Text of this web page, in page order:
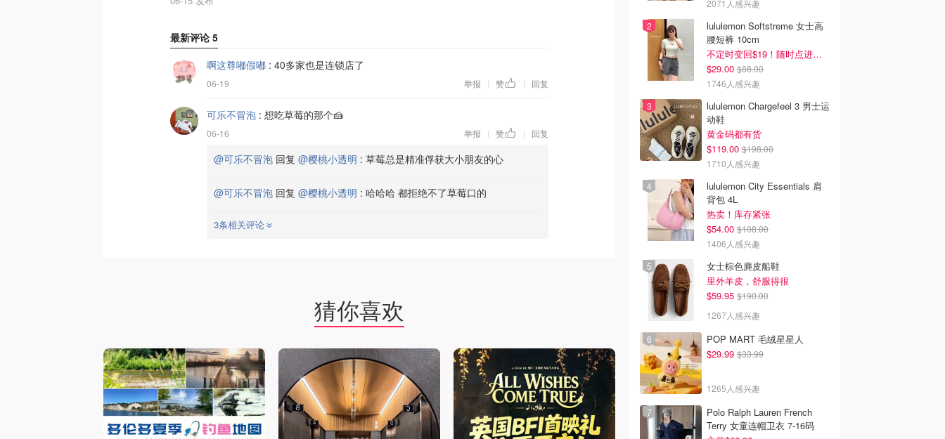
最新评论 5
啊这尊嘟假嘟 : 40多家也是连锁店了
06-19 举报 | 赞 | 回复
可乐不冒泡 : 想吃草莓的那个🍰
06-16 举报 | 赞 | 回复
@可乐不冒泡 回复 @樱桃小透明 : 草莓总是精准俘获大小朋友的心
@可乐不冒泡 回复 @樱桃小透明 : 哈哈哈 都拒绝不了草莓口的
3条相关评论
猜你喜欢
2071人感兴趣
lululemon Softstreme 女士高
腰短裤 10cm
不定时变回$19！随时点进来看
$29.00 $88.00
1746人感兴趣
lululemon Chargefeel 3 男士运
动鞋
黄金码都有货
$119.00 $198.00
1710人感兴趣
lululemon City Essentials 肩
背包 4L
热卖！库存紧张
$54.00 $108.00
1406人感兴趣
女士棕色麂皮船鞋
里外羊皮，舒服得很
$59.95 $190.00
1267人感兴趣
POP MART 毛绒星星人
$29.99 $33.99
1265人感兴趣
Polo Ralph Lauren French
Terry 女童连帽卫衣 7-16码